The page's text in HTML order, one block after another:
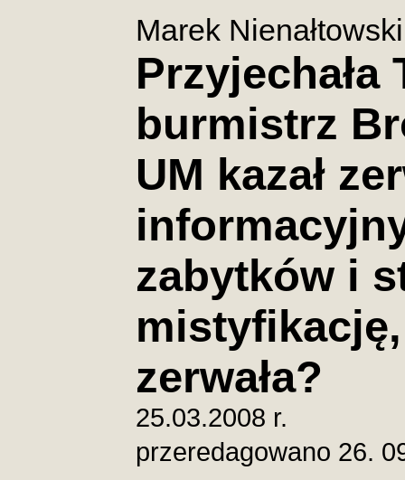
Marek Nienałtowski
Przyjechała
burmistrz
UM kazał
zabytków i
zerwała?
25.03.2008 r.
przeredagowano 26.